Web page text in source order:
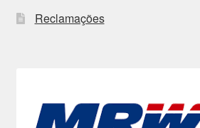
Reclamações